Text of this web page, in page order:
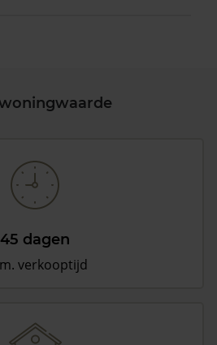
45 dagen
verkooptijd